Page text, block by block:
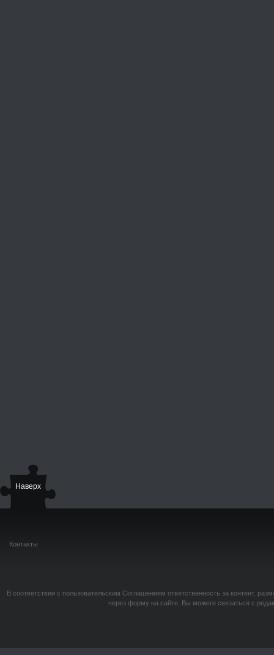
Наверх
Контакты
В соответствии с пользовательским Соглашением ответственность за контент,
через форму на сайте. Вы можете связаться с